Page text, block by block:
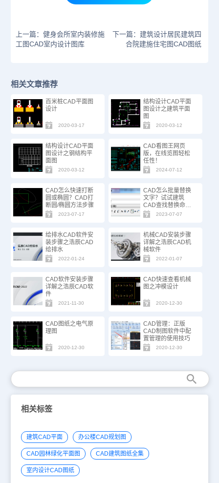
上一篇：健身会所室内装修施
工图CAD室内设计图库
下一篇：建筑设计居民建筑四
合院建施住宅图CAD图纸
相关文章推荐
百米桩CAD平面图
设计
2020-03-17
结构设计CAD平面
图设计之建筑平面
图
2020-03-12
结构设计CAD平面
图设计之钢结构平
面图
2020-03-12
CAD看图王网页
版，在线览图轻松
任性！
2024-07-12
CAD怎么快速打断
圆或椭圆？CAD打
断圆/椭圆方法步骤
2023-07-17
CAD怎么批量替换
文字？试试建筑
CAD查找替换命
令！
2023-07-07
给排水CAD软件安
装步骤之浩辰CAD
给排水
2022-01-24
机械CAD安装步骤
详解之浩辰CAD机
械软件
2022-01-07
CAD软件安装步骤
详解之浩辰CAD软
件
2021-11-30
CAD快速查看机械
图之冲模设计
2020-12-30
CAD图纸之电气原
理图
2020-12-30
CAD管理：正版
CAD制图软件中配
置管理的使用技巧
2020-12-30
相关标签
建筑CAD平面 办公楼CAD规划图
CAD园林绿化平面图 CAD建筑图纸全集
室内设计CAD图纸